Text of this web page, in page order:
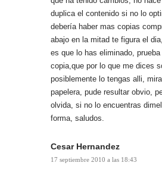
duplica el contenido si no lo
debería haber mas copias
abajo en la mitad te figura el
es que lo has eliminado,
copia,que por lo que me dices
posiblemente lo tengas alli,
papelera, pude resultar obvio,
olvida, si no lo encuentras
forma, saludos.
Cesar Hernandez
17 septiembre 2010 a las 18:43